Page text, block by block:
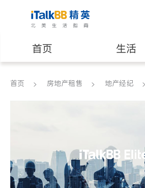
首页 生活
医生 律师
养老 非盈利组
首页 房地产租售 地产经纪